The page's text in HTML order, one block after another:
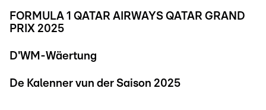
FORMULA 1 QATAR AIRWAYS QATAR GRAND
PRIX 2025
D'WM-Wäertung
De Kalenner vun der Saison 2025